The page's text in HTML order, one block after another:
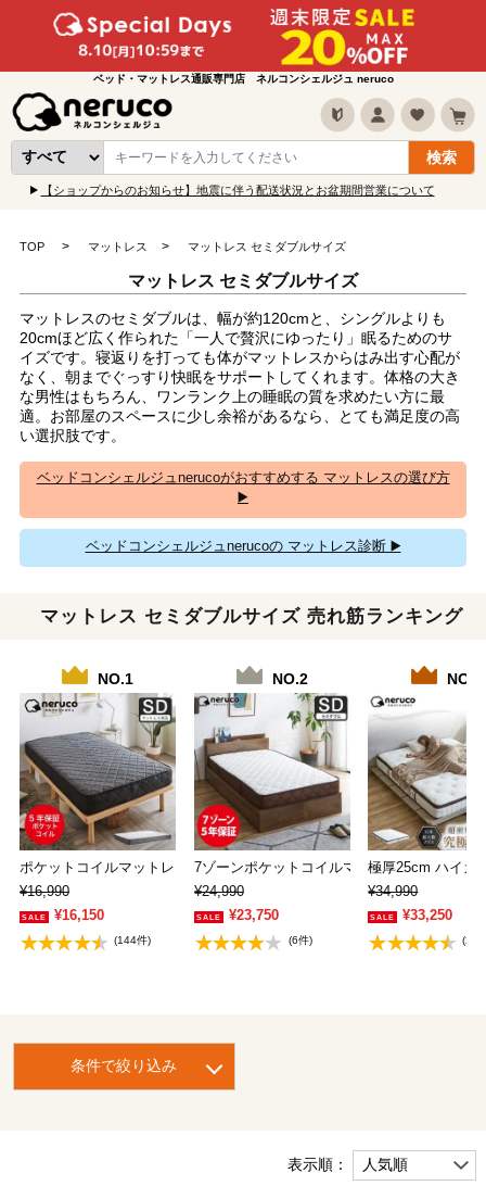
ベッド・マットレス通販専門店 ネルコンシェルジュ neruco
【ショップからのお知らせ】地震に伴う配送状況とお盆期間営業について
TOP マットレス マットレス セミダブルサイズ
マットレス セミダブルサイズ
マットレスのセミダブルは、幅が約120cmと、シングルよりも
20cmほど広く作られた「一人で贅沢にゆったり」眠るためのサ
イズです。寝返りを打っても体がマットレスからはみ出す心配が
なく、朝までぐっすり快眠をサポートしてくれます。体格の大き
な男性はもちろん、ワンランク上の睡眠の質を求めたい方に最
適。お部屋のスペースに少し余裕があるなら、とても満足度の高
い選択肢です。
ベッドコンシェルジュnerucoがおすすめする マットレスの選び方
▶️
ベッドコンシェルジュnerucoの マットレス診断 ▶️
マットレス セミダブルサイズ 売れ筋ランキング
NO.1
ポケットコイルマットレス セミダブル 厚さ20…
¥16,990
¥16,150
(144件)
NO.2
7ゾーンポケットコイルマットレス セミダブ
¥24,990
¥23,750
(6件)
NO.3
極厚25cm ハイカ
¥34,990
¥33,250
(2件)
条件で絞り込み
表示順：